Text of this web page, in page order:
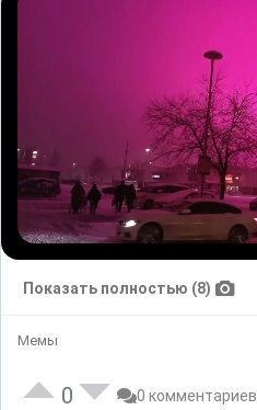
Показать полностью (8)
Мемы
0 0 комментариев